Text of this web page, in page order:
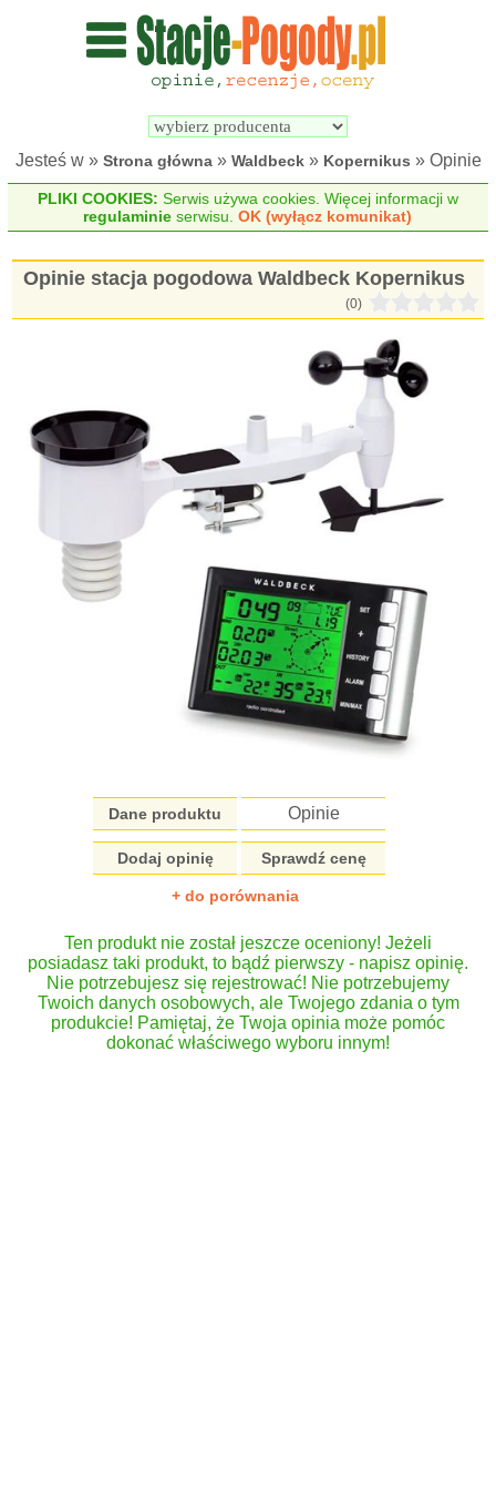
Wyszukiwarka
pogodowych
Jesteś w » Strona główna» Waldbeck» Kopernikus » Opinie
PLIKI COOKIES: Serwis używa cookies. Więcej informacji w
regulaminie serwisu.OK (wyłącz komunikat)
Opinie stacja pogodowa Waldbeck Kopernikus
(0)
Dane produktu Opinie
Dodaj opinię Sprawdź cenę
+ do porównania
Ten produkt nie został jeszcze oceniony! Jeżeli
posiadasz taki produkt, to bądź pierwszy - napisz opinię.
Nie potrzebujesz się rejestrować! Nie potrzebujemy
Twoich danych osobowych, ale Twojego zdania o tym
produkcie! Pamiętaj, że Twoja opinia może pomóc
dokonać właściwego wyboru innym!